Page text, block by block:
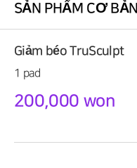
SẢN PHẨM CƠ BẢN
Giảm béo TruSculpt
1 pad
200,000 won